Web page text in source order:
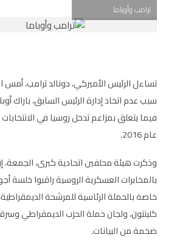
ترامب وأوباما
تساءل الرئيس الأميركي، دونالد ترامب، أمس
سبب عدم اتخاذ إدارة الرئيس السابق، باراك
فيما يتعلق بمزاعم تدخل روسيا في الانتخابات
عام 2016.
وذكرت هيئة محلفين اتحادية كبرى، الجمعة،
بالمخابرات العسكرية الروسية راقبوا خلسة
خاصة بالحملة الرئاسية للمرشحة
كلينتون، ولجان حملة الحزب الديمقراطي
ضخمة من البيانات.